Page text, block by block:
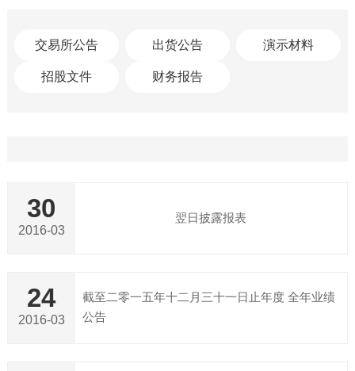
交易所公告 出货公告 演示材料
招股文件 财务报告
30
2016-03
翌日披露报表
24
2016-03
截至二零一五年十二月三十一日止年度 全年业绩
公告